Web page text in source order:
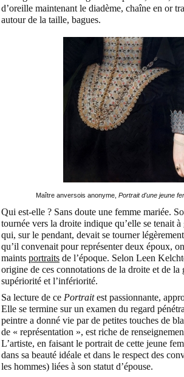
d’oreille maintenant le diadème, chaîne en or
autour de la taille, bagues.
Maître anversois anonyme, Portrait d'une jeune
Qui est-elle ? Sans doute une femme mariée.
tournée vers la droite indique qu’elle se tenait à
qui, sur le pendant, devait se tourner
qu’il convenait pour représenter deux époux,
maints portraits de l’époque. Selon Leen
origine de ces connotations de la droite et de la
supériorité et l’infériorité.
Sa lecture de ce Portraitest passionnante,
Elle se termine sur un examen du regard
peintre a donné vie par de petites touches de
de « représentation », est riche de
L’artiste, en faisant le portrait de cette jeune
dans sa beauté idéale et dans le respect des
les hommes) liées à son statut d’épouse.